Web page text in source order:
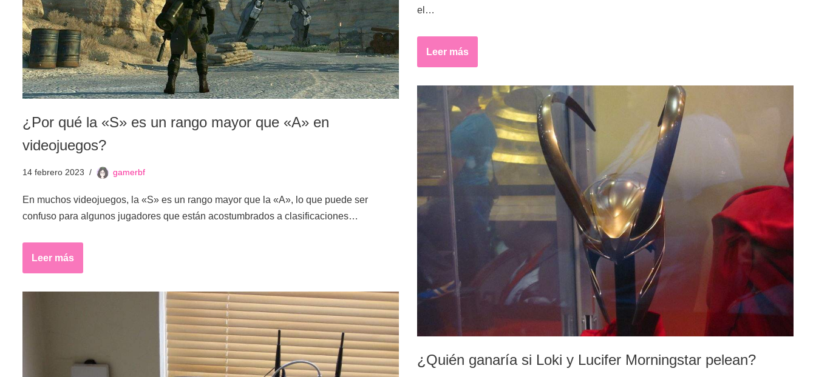
el…
Leer más
¿Por qué la «S» es un rango mayor que «A» en
videojuegos?
14 febrero 2023 gamerbf
En muchos videojuegos, la «S» es un rango mayor que la «A», lo que puede ser
confuso para algunos jugadores que están acostumbrados a clasificaciones…
Leer más
¿Quién ganaría si Loki y Lucifer Morningstar pelean?